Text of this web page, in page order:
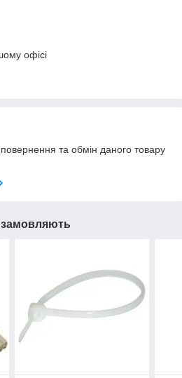
офісі
та обмін даного товару